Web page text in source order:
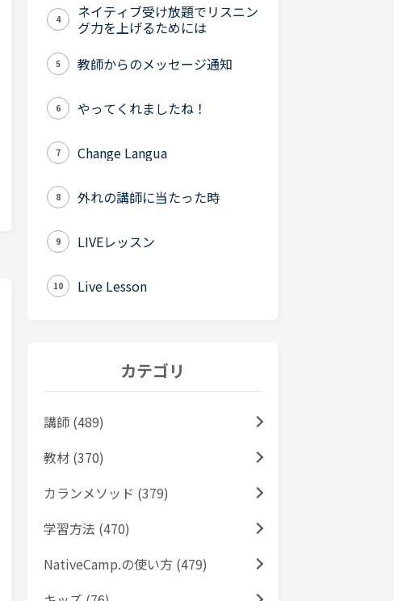
4
ネイティブ受け放題でリスニン
グ力を上げるためには
5 教師からのメッセージ通知
6 やってくれましたね！
7 Change Langua
8 外れの講師に当たった時
9 LIVEレッスン
10 Live Lesson
カテゴリ
講師 (489)
教材 (370)
カランメソッド (379)
学習方法 (470)
NativeCamp.の使い方 (479)